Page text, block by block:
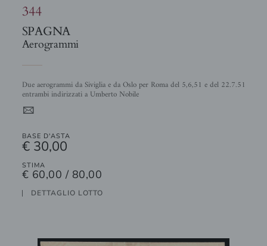
344
SPAGNA
Aerogrammi
Due aerogrammi da Siviglia e da Oslo per Roma del 5,6,51 e del 22.7.51
entrambi indirizzati a Umberto Nobile
4
BASE D'ASTA
€ 30,00
STIMA
€ 60,00 / 80,00
DETTAGLIO LOTTO